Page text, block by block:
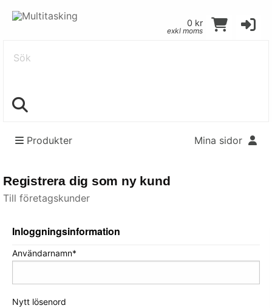
0 kr
exkl moms
Produkter Mina sidor
Registrera dig som ny kund
Till företagskunder
Inloggningsinformation
Användarnamn
Nytt lösenord